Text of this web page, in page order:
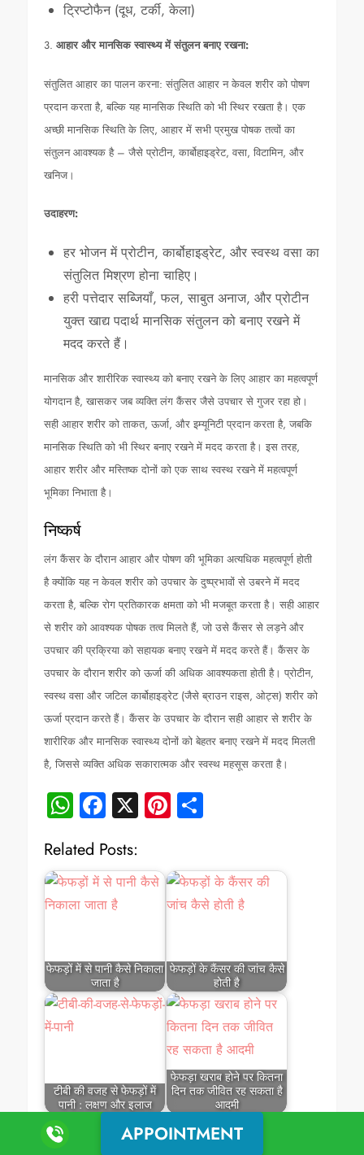
ट्रिप्टोफैन (दूध, टर्की, केला)
3.आहार और मानसिक स्वास्थ्य में संतुलन बनाए रखना:
संतुलित आहार का पालन करना: संतुलित आहार न केवल शरीर को पोषण
प्रदान करता है, बल्कि यह मानसिक स्थिति को भी स्थिर रखता है। एक
अच्छी मानसिक स्थिति के लिए, आहार में सभी प्रमुख पोषक तत्वों का
संतुलन आवश्यक है – जैसे प्रोटीन, कार्बोहाइड्रेट, वसा, विटामिन, और
खनिज।
उदाहरण:
हर भोजन में प्रोटीन, कार्बोहाइड्रेट, और स्वस्थ वसा का
संतुलित मिश्रण होना चाहिए।
हरी पत्तेदार सब्जियाँ, फल, साबुत अनाज, और प्रोटीन
युक्त खाद्य पदार्थ मानसिक संतुलन को बनाए रखने में
मदद करते हैं।
मानसिक और शारीरिक स्वास्थ्य को बनाए रखने के लिए आहार का महत्वपूर्ण
योगदान है, खासकर जब व्यक्ति लंग कैंसर जैसे उपचार से गुजर रहा हो।
सही आहार शरीर को ताकत, ऊर्जा, और इम्यूनिटी प्रदान करता है, जबकि
मानसिक स्थिति को भी स्थिर बनाए रखने में मदद करता है। इस तरह,
आहार शरीर और मस्तिष्क दोनों को एक साथ स्वस्थ रखने में महत्वपूर्ण
भूमिका निभाता है।
निष्कर्ष
लंग कैंसर के दौरान आहार और पोषण की भूमिका अत्यधिक महत्वपूर्ण होती
है क्योंकि यह न केवल शरीर को उपचार के दुष्प्रभावों से उबरने में मदद
करता है, बल्कि रोग प्रतिकारक क्षमता को भी मजबूत करता है। सही आहार
से शरीर को आवश्यक पोषक तत्व मिलते हैं, जो उसे कैंसर से लड़ने और
उपचार की प्रक्रिया को सहायक बनाए रखने में मदद करते हैं। कैंसर के
उपचार के दौरान शरीर को ऊर्जा की अधिक आवश्यकता होती है। प्रोटीन,
स्वस्थ वसा और जटिल कार्बोहाइड्रेट (जैसे ब्राउन राइस, ओट्स) शरीर को
ऊर्जा प्रदान करते हैं। कैंसर के उपचार के दौरान सही आहार से शरीर के
शारीरिक और मानसिक स्वास्थ्य दोनों को बेहतर बनाए रखने में मदद मिलती
है, जिससे व्यक्ति अधिक सकारात्मक और स्वस्थ महसूस करता है।
WhatsApp
Facebook
X Pinterest
Related Posts:
फेफड़ों में से पानी कैसे निकाला
जाता है
फेफड़ों के कैंसर की जांच कैसे
होती है
टीबी की वजह से फेफड़ों में
पानी : लक्षण और इलाज
फेफड़ा खराब होने पर कितना
दिन तक जीवित रह सकता है
आदमी
APPOINTMENT